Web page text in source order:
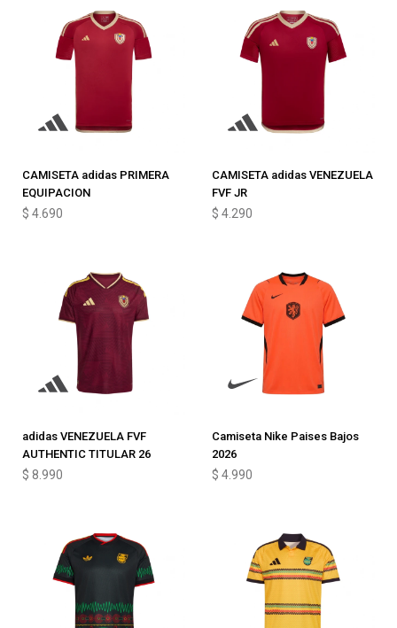
CAMISETA adidas PRIMERA
EQUIPACION
$ 4.690
CAMISETA adidas VENEZUELA
FVF JR
$ 4.290
adidas VENEZUELA FVF
AUTHENTIC TITULAR 26
$ 8.990
Camiseta Nike Paises Bajos
2026
$ 4.990